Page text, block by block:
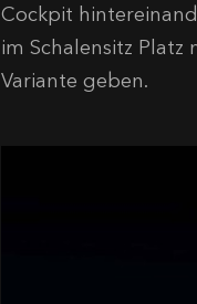
Cockpit
im Schalensitz Platz
Variante geben.